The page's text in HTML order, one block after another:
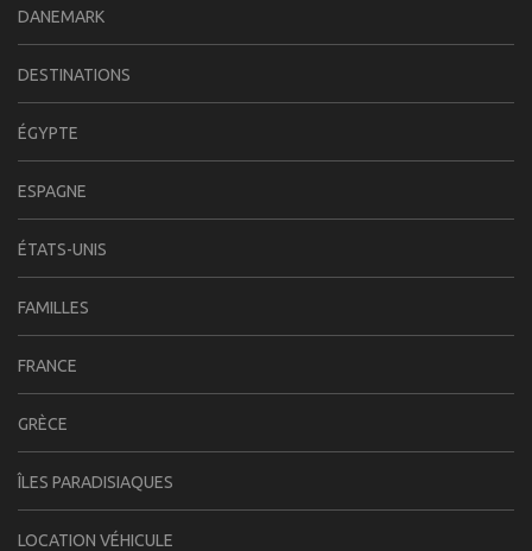
DANEMARK
DESTINATIONS
ÉGYPTE
ESPAGNE
ÉTATS-UNIS
FAMILLES
FRANCE
GRÈCE
ÎLES PARADISIAQUES
LOCATION VÉHICULE